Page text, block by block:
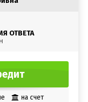
ОТВЕТА
на счет